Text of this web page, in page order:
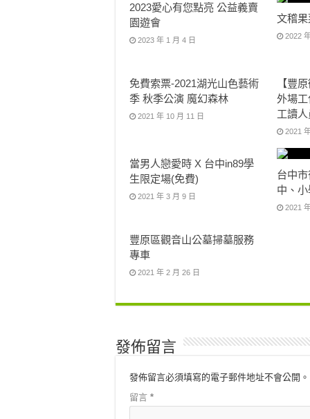
2023愛心有您點亮 公益義賣
園遊會
2023 年 1 月 4 日
文稽
2022
免費索票-2021湖光山色藝術
季 秋季公演 魔幻森林
2021 年 10 月 11 日
【豐
外場
工讀人
2021
當男人戀愛時 X 台中in89學
生限定場(免費)
2021 年 3 月 9 日
台中
中、
2021
豐原區觀音山公墓掃墓服務
專車
2021 年 2 月 26 日
發佈留言
發佈留言必須填寫的電子郵件地址不會公開。
留言 *